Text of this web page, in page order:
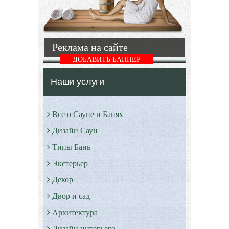
яркой и
Подробнее
простыми
металлическими
и
Подробнее
Реклама на сайте
ДОБАВИТЬ БАННЕР
Наши услуги
Все о Сауне и Банях
Дизайн Саун
Типы Бань
Экстерьер
Декор
Двор и сад
Архитектура